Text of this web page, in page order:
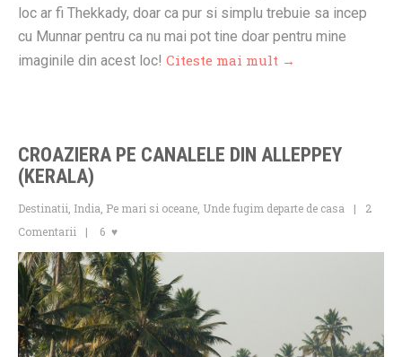
loc ar fi Thekkady, doar ca pur si simplu trebuie sa incep
cu Munnar pentru ca nu mai pot tine doar pentru mine
imaginile din acest loc! Citeste mai mult →
CROAZIERA PE CANALELE DIN ALLEPPEY
(KERALA)
Destinatii, India, Pe mari si oceane, Unde fugim departe de casa
2
Comentarii
6